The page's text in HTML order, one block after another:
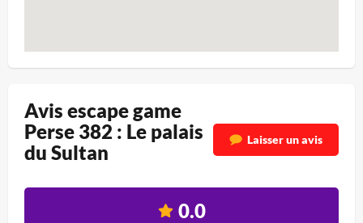
Avis escape game
Perse 382 : Le palais
du Sultan
Laisser un avis
0.0